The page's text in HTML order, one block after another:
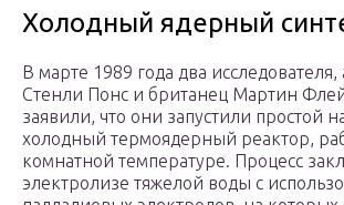
Холодный ядерный
В марте 1989 года два
Стенли Понс и британец Мартин
заявили, что они запустили простой
холодный термоядерный реактор,
комнатной температуре. Процесс
электролизе тяжелой воды с